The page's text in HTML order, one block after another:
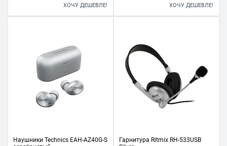
ХОЧУ ДЕШЕВЛЕ! ХОЧУ ДЕШЕВЛЕ!
Наушники Technics EAH-AZ40G-S
Гарнитура Ritmix RH-533USB